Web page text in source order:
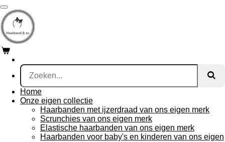
Ga
direct
naar
de
hoofdinhoud
Home
Onze eigen collectie
Haarbanden met ijzerdraad van ons eigen merk
Scrunchies van ons eigen merk
Elastische haarbanden van ons eigen merk
Haarbanden voor baby's en kinderen van ons eigen